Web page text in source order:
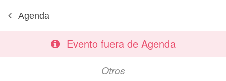
Agenda
Evento fuera de Agenda
Otros